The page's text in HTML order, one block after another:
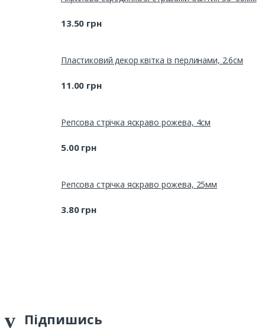
13.50 грн
Пластиковий декор квітка із перлинами, 2.6см
11.00 грн
Репсова стрічка яскраво рожева, 4см
5.00грн
Репсова стрічка яскраво рожева, 25мм
3.80грн
Підпишись